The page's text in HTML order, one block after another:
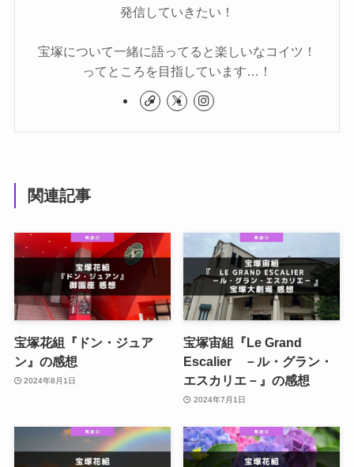
発信していきたい！
宝塚について一緒に語ってると楽しいなコイツ！
ってところを目指しています…！
関連記事
宝塚花組『ドン・ジュア
ン』の感想
2024年8月1日
宝塚宙組『Le Grand
Escalier －ル・グラン・
エスカリエ－』の感想
2024年7月1日